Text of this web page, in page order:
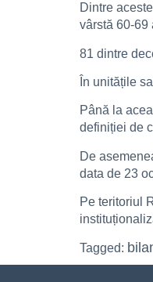
Dintre
vârstă 60-69
81 dintre
În unitățile
Până la
definiției de
De
data de 23
Pe teritoriul
Tagged: